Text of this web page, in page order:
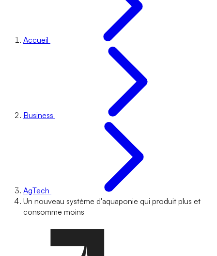
Accueil
Business
AgTech
Un nouveau système d'aquaponie qui produit plus et
consomme moins